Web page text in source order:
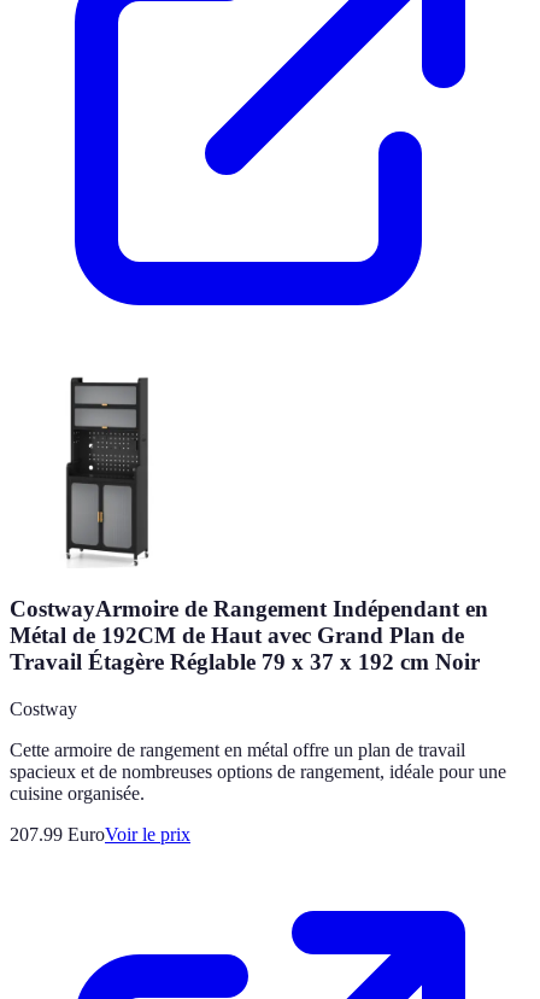
CostwayArmoire de Rangement Indépendant en
Métal de 192CM de Haut avec Grand Plan de
Travail Étagère Réglable 79 x 37 x 192 cm Noir
Costway
Cette armoire de rangement en métal offre un plan de travail
spacieux et de nombreuses options de rangement, idéale pour une
cuisine organisée.
207.99 EuroVoir le prix